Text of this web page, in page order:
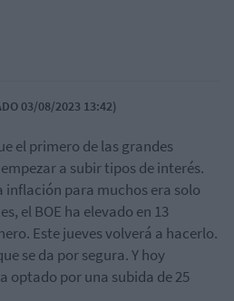
03/08/2023 13:42)
el primero de las grandes
a subir tipos de interés.
inflación para muchos era solo
el BOE ha elevado en 13
Este jueves volverá a hacerlo.
se da por segura. Y hoy
optado por una subida de 25